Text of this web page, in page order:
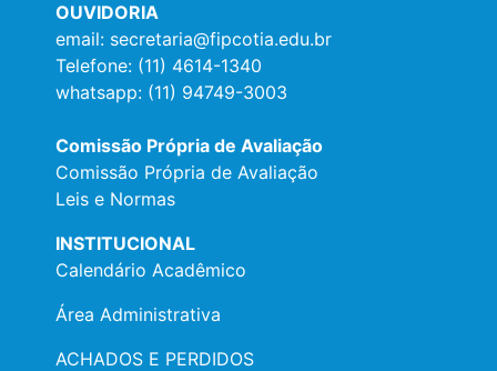
OUVIDORIA
email: secretaria@fipcotia.edu.br
Telefone: (11) 4614-1340
whatsapp: (11) 94749-3003
Comissão Própria de Avaliação
Comissão Própria de Avaliação
Leis e Normas
INSTITUCIONAL
Calendário Acadêmico
Área Administrativa
ACHADOS E PERDIDOS